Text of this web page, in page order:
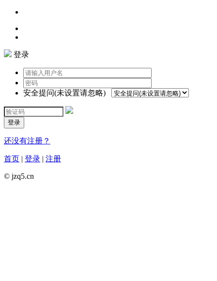
登录
安全提问(未设置请忽略)
登录
还没有注册？
首页 | 登录 | 注册
© jzq5.cn